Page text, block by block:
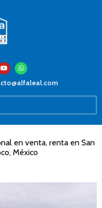
en venta, renta en San
México